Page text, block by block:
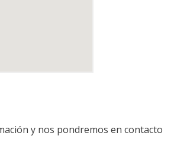
y nos pondremos en contacto